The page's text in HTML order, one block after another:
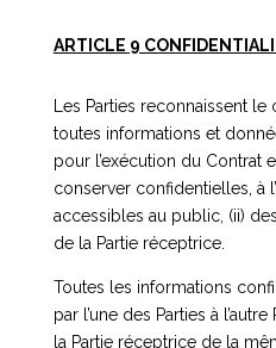
ARTICLE 9
Les Parties reconnaissent
toutes informations et
pour l’exécution du Contrat
conserver confidentielles, à
accessibles au public, (ii)
de la Partie réceptrice.
Toutes les informations
par l’une des Parties à
la Partie réceptrice de la